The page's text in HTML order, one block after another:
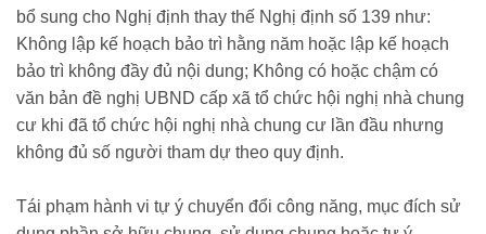
bổ sung cho Nghị định thay thế Nghị định số 139 như:
Không lập kế hoạch bảo trì hằng năm hoặc lập kế hoạch
bảo trì không đầy đủ nội dung; Không có hoặc chậm có
văn bản đề nghị UBND cấp xã tổ chức hội nghị nhà chung
cư khi đã tổ chức hội nghị nhà chung cư lần đầu nhưng
không đủ số người tham dự theo quy định.
Tái phạm hành vi tự ý chuyển đổi công năng, mục đích sử